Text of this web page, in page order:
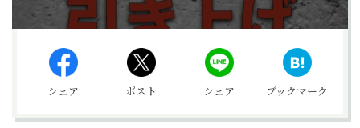
シェア ポスト シェア ブックマーク